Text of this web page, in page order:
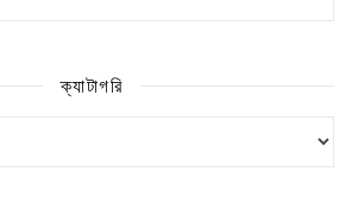
ক্যাটাগরি